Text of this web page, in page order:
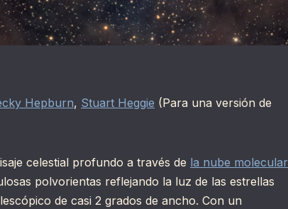
Hepburn, Stuart Heggie (Para una versión de
celestial profundo a través de la nube molecular
polvorientas reflejando la luz de las estrellas
de casi 2 grados de ancho. Con un